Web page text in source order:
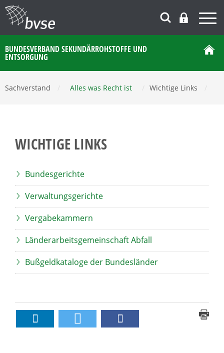
BUNDESVERBAND SEKUNDÄRROHSTOFFE UND
ENTSORGUNG
Sachverstand Alles was Recht ist Wichtige Links
WICHTIGE LINKS
Bundesgerichte
Verwaltungsgerichte
Vergabekammern
Länderarbeitsgemeinschaft Abfall
Bußgeldkataloge der Bundesländer